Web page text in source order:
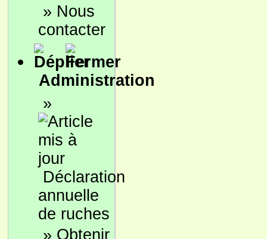
» Nous
contacter
Administration
»
Déclaration
annuelle
de ruches
» Obtenir